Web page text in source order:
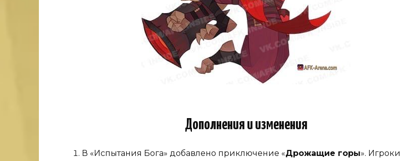
Дополнения и изменения
В «Испытания Бога» добавлено приключение «Дрожащие горы». Игроки